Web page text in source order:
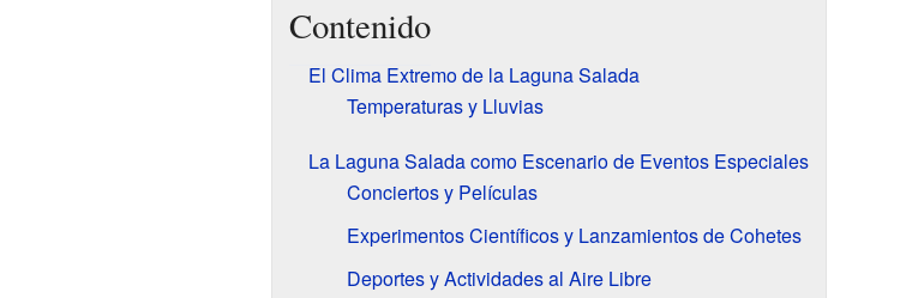
Contenido
El Clima Extremo de la Laguna Salada
Temperaturas y Lluvias
La Laguna Salada como Escenario de Eventos Especiales
Conciertos y Películas
Experimentos Científicos y Lanzamientos de Cohetes
Deportes y Actividades al Aire Libre